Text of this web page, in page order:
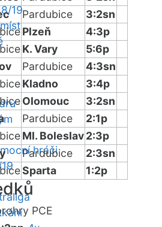
19
hráči
Pardubice
3:2sn
Plzeň
4:3p
K. Vary
5:6p
Pardubice
4:3sn
Kladno
3:4p
Olomouc
3:2sn
Pardubice
2:1p
Ml. Boleslav2:3p
Pardubice
2:3sn
Sparta 1:2p
PCE